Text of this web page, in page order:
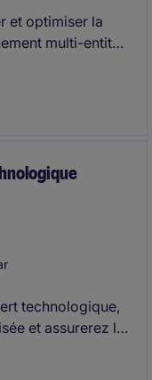
et optimiser la
multi-entités
tout en
technologique,
et assurerez le